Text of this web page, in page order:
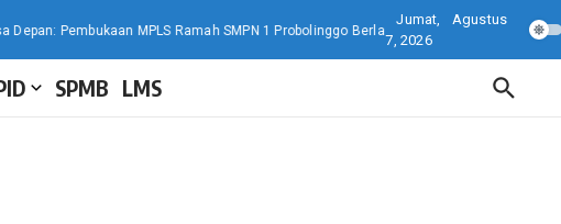
Pembukaan MPLS Ramah SMPN 1 Probolinggo Berlangsung Semarak dan Edukatif!
Jumat, Agustus
7, 2026
SPMB LMS